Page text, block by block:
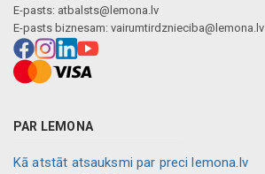
E-pasts: atbalsts@lemona.lv
E-pasts biznesam: vairumtirdznieciba@lemona.lv
PAR LEMONA
Kā atstāt atsauksmi par preci lemona.lv